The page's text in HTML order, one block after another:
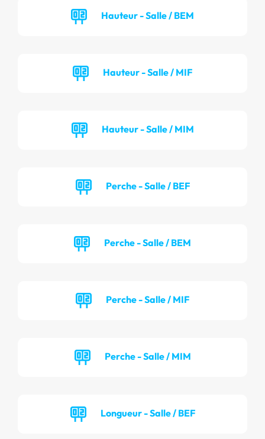
Hauteur - Salle / BEM
Hauteur - Salle / MIF
Hauteur - Salle / MIM
Perche - Salle / BEF
Perche - Salle / BEM
Perche - Salle / MIF
Perche - Salle / MIM
Longueur - Salle / BEF